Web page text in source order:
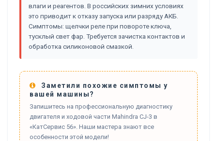
влаги и реагентов. В российских зимних условиях
это приводит к отказу запуска или разряду АКБ.
Симптомы: щелчки реле при повороте ключа,
тусклый свет фар. Требуется зачистка контактов и
обработка силиконовой смазкой.
Заметили похожие симптомы у
вашей машины?
Запишитесь на профессиональную диагностику
двигателя и ходовой части Mahindra CJ-3 в
«КатСервис 56». Наши мастера знают все
особенности этой модели!